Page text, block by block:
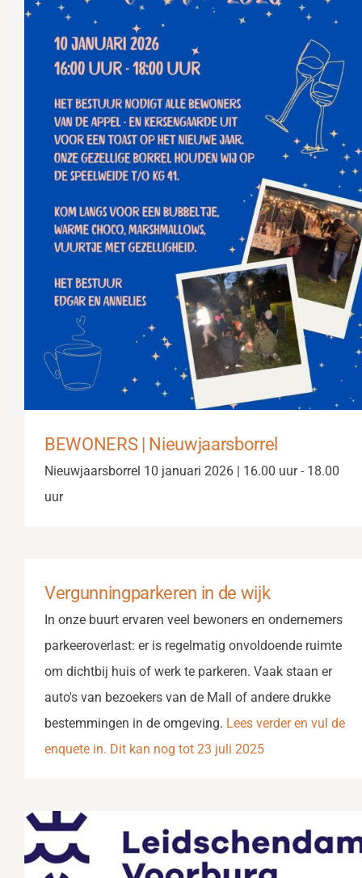
BEWONERS | Nieuwjaarsborrel
Nieuwjaarsborrel 10 januari 2026 | 16.00 uur - 18.00
uur
Vergunningparkeren in de wijk
In onze buurt ervaren veel bewoners en ondernemers
parkeeroverlast: er is regelmatig onvoldoende ruimte
om dichtbij huis of werk te parkeren. Vaak staan er
auto's van bezoekers van de Mall of andere drukke
bestemmingen in de omgeving. Lees verder en vul de
enquete in. Dit kan nog tot 23 juli 2025